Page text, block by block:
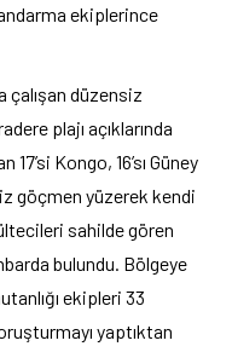
ekiplerince
çalışan düzensiz
plajı açıklarında
Kongo, 16’sı Güney
göçmen yüzerek kendi
sahilde gören
bulundu. Bölgeye
ekipleri 33
yaptıktan